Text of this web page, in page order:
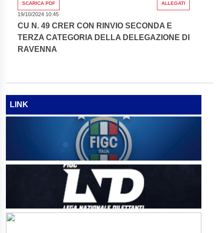
SCARICA PDF ALLEGATI
19/10/2024 10:45
CU N. 49 CRER CON RINVIO SECONDA E
TERZA CATEGORIA DELLA DELEGAZIONE DI
RAVENNA
LINK